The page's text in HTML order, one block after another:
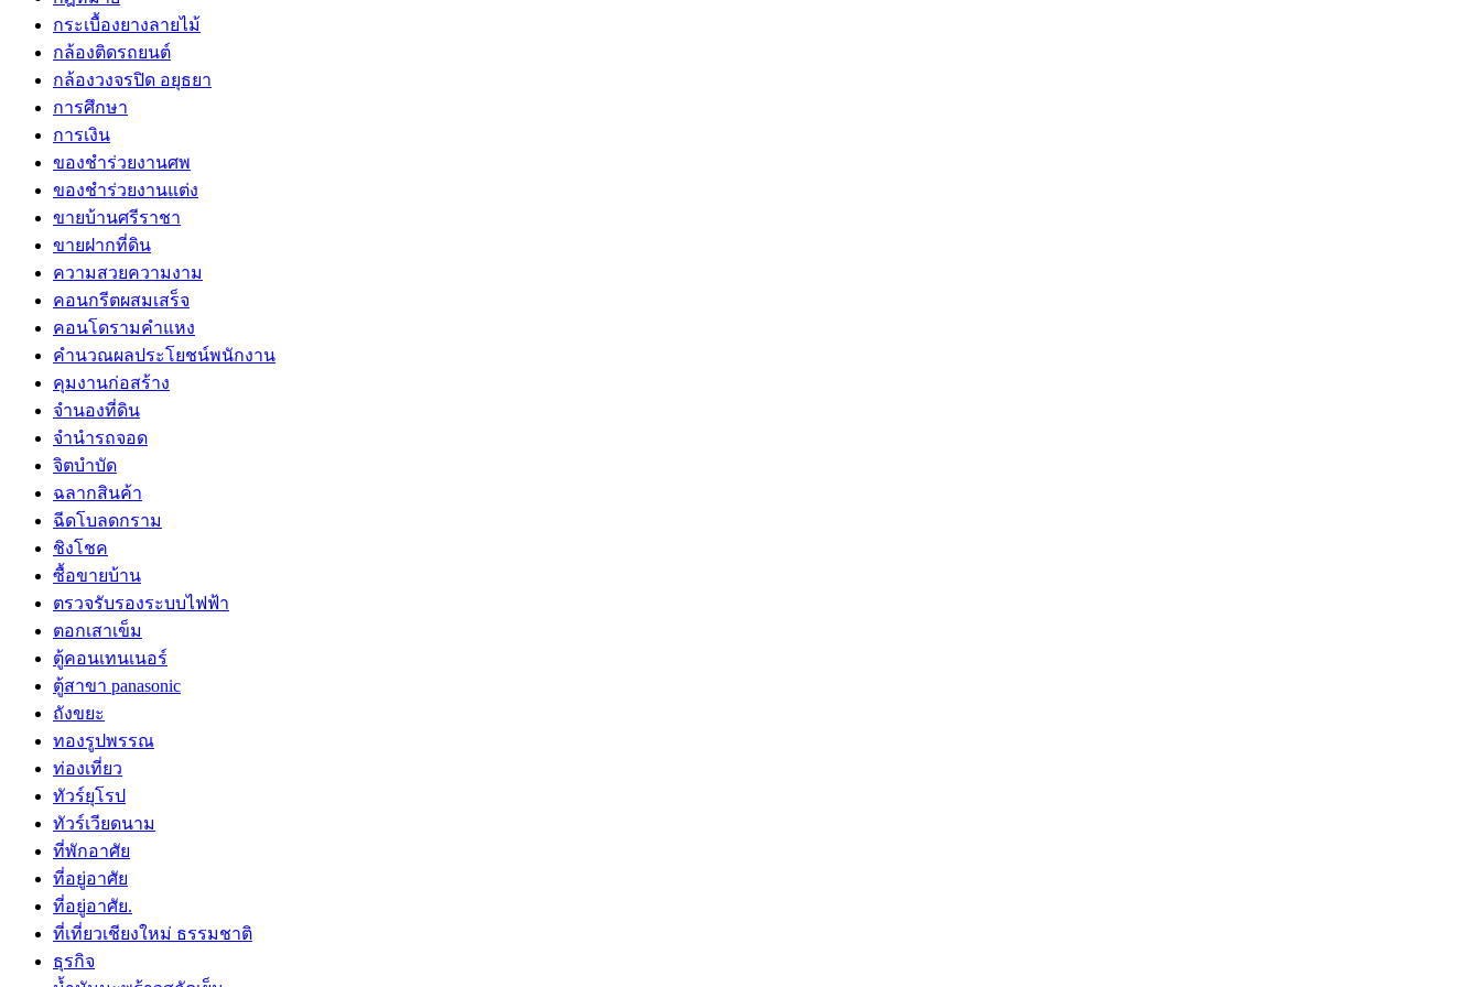
กระเบื้องยางลายไม้
กล้องติดรถยนต์
กล้องวงจรปิด อยุธยา
การศึกษา
การเงิน
ของชำร่วยงานศพ
ของชำร่วยงานแต่ง
ขายบ้านศรีราชา
ขายฝากที่ดิน
ความสวยความงาม
คอนกรีตผสมเสร็จ
คอนโดรามคำแหง
คำนวณผลประโยชน์พนักงาน
คุมงานก่อสร้าง
จำนองที่ดิน
จำนำรถจอด
จิตบำบัด
ฉลากสินค้า
ฉีดโบลดกราม
ชิงโชค
ซื้อขายบ้าน
ตรวจรับรองระบบไฟฟ้า
ตอกเสาเข็ม
ตู้คอนเทนเนอร์
ตู้สาขา panasonic
ถังขยะ
ทองรูปพรรณ
ท่องเที่ยว
ทัวร์ยุโรป
ทัวร์เวียดนาม
ที่พักอาศัย
ที่อยู่อาศัย
ที่อยู่อาศัย.
ที่เที่ยวเชียงใหม่ ธรรมชาติ
ธุรกิจ